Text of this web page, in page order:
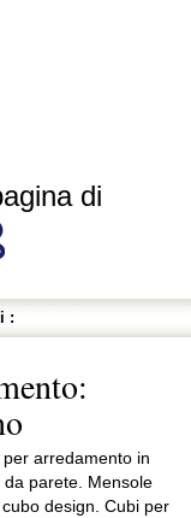
di
:
arredamento in
da parete. Mensole
design. Cubi per